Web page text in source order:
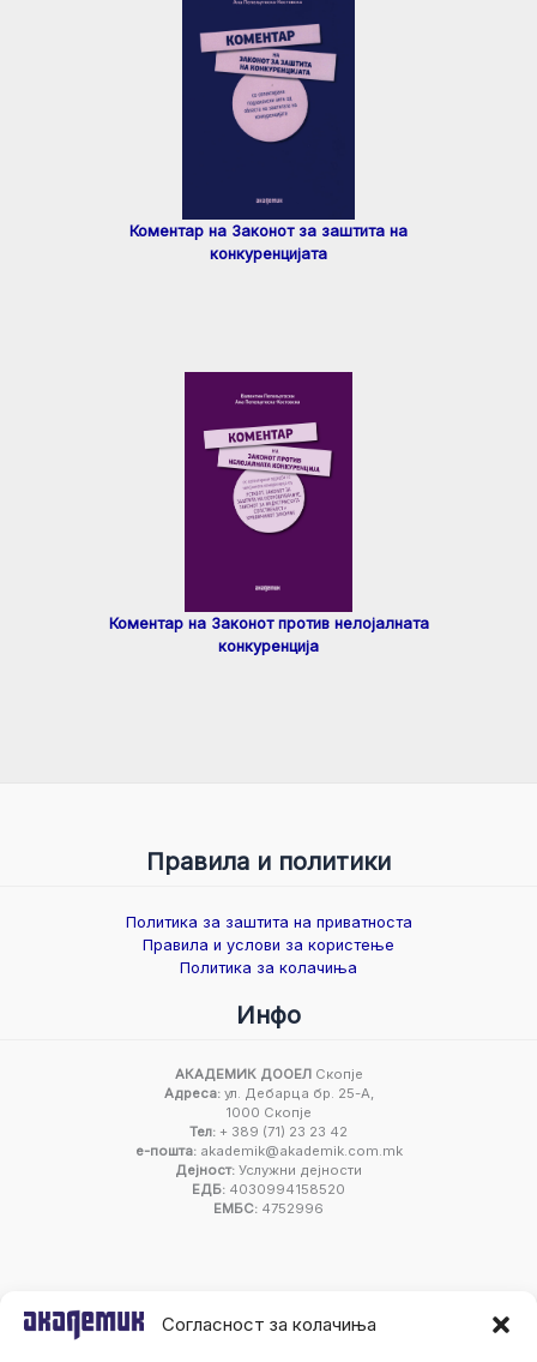
Согласност за колачиња
Коментар на Законот за заштита на
конкуренцијата
Коментар на Законот против нелојалната
конкуренција
Правила и политики
Политика за заштита на приватноста
Правила и услови за користење
Политика за колачиња
Инфо
АКАДЕМИК ДООЕЛСкопје
Адреса:ул. Дебарца бр. 25-А,
1000 Скопје
Тел: + 389 (71) 23 23 42
е-пошта:akademik@akademik.com.mk
Дејност: Услужни дејности
ЕДБ: 4030994158520
ЕМБС: 4752996